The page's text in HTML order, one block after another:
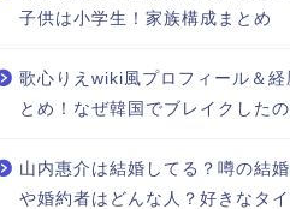
子供は小学生！家族構成まとめ
歌心りえwiki風プロフィール＆経
とめ！なぜ韓国でブレイクしたの
山内惠介は結婚してる？噂の結
や婚約者はどんな人？好きなタ